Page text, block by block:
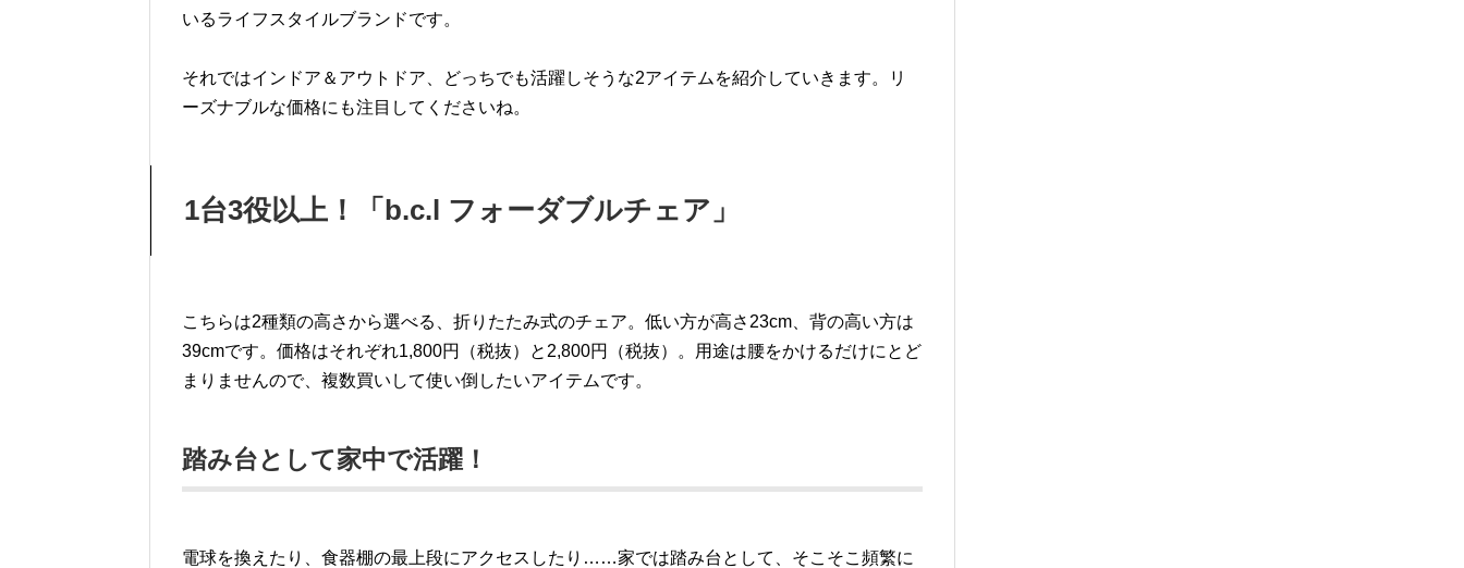
いるライフスタイルブランドです。
それではインドア＆アウトドア、どっちでも活躍しそうな2アイテムを紹介していきます。リ
ーズナブルな価格にも注目してくださいね。
1台3役以上！「b.c.l フォーダブルチェア」
こちらは2種類の高さから選べる、折りたたみ式のチェア。低い方が高さ23cm、背の高い方は
39cmです。価格はそれぞれ1,800円（税抜）と2,800円（税抜）。用途は腰をかけるだけにとど
まりませんので、複数買いして使い倒したいアイテムです。
踏み台として家中で活躍！
電球を換えたり、食器棚の最上段にアクセスしたり……家では踏み台として、そこそこ頻繁に